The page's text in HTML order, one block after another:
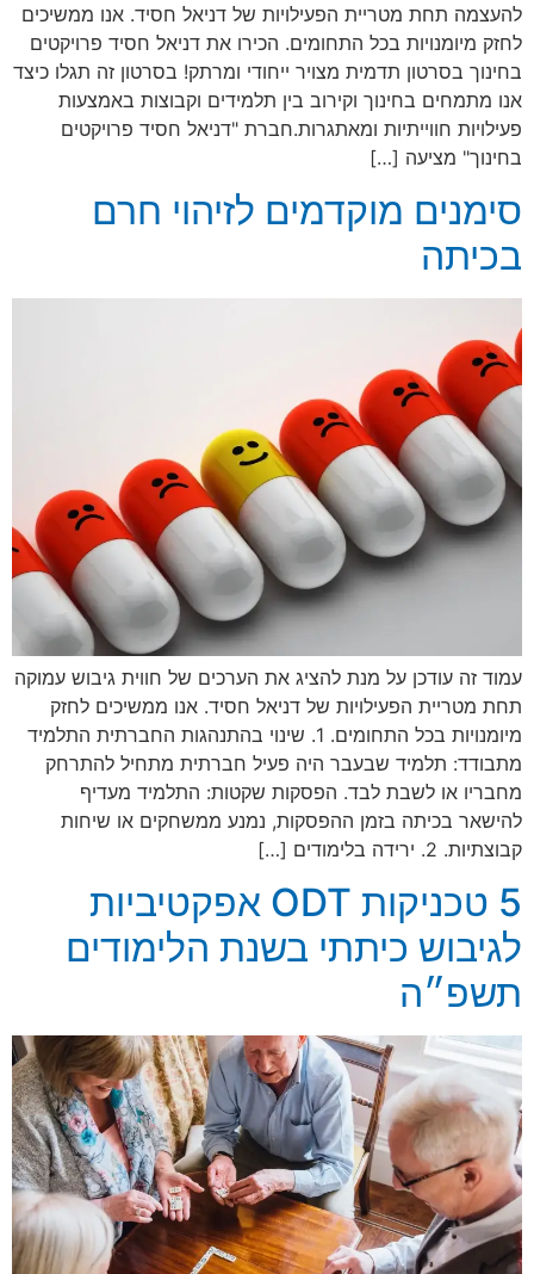
להעצמה תחת מטריית הפעילויות של דניאל חסיד. אנו ממשיכים
לחזק מיומנויות בכל התחומים. הכירו את דניאל חסיד פרויקטים
בחינוך בסרטון תדמית מצויר ייחודי ומרתק! בסרטון זה תגלו כיצד
אנו מתמחים בחינוך וקירוב בין תלמידים וקבוצות באמצעות
פעילויות חווייתיות ומאתגרות.חברת "דניאל חסיד פרויקטים
בחינוך" מציעה […]
סימנים מוקדמים לזיהוי חרם
בכיתה
עמוד זה עודכן על מנת להציג את הערכים של חווית גיבוש עמוקה
תחת מטריית הפעילויות של דניאל חסיד. אנו ממשיכים לחזק
מיומנויות בכל התחומים. 1. שינוי בהתנהגות החברתית התלמיד
מתבודד: תלמיד שבעבר היה פעיל חברתית מתחיל להתרחק
מחבריו או לשבת לבד. הפסקות שקטות: התלמיד מעדיף
להישאר בכיתה בזמן ההפסקות, נמנע ממשחקים או שיחות
קבוצתיות. 2. ירידה בלימודים […]
5 טכניקות ODT אפקטיביות
לגיבוש כיתתי בשנת הלימודים
תשפ״ה